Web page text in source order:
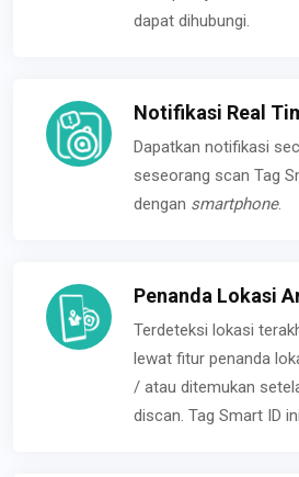
dapat dihubungi.
Notifikasi Real
Dapatkan notifikasi
seseorang scan Tag
dengan smartphone.
Penanda Lokasi
Terdeteksi lokasi
lewat fitur penanda
/ atau ditemukan
discan. Tag Smart ID